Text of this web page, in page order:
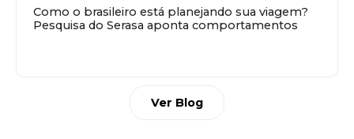
Como o brasileiro está planejando sua viagem?
Pesquisa do Serasa aponta comportamentos
Ver Blog